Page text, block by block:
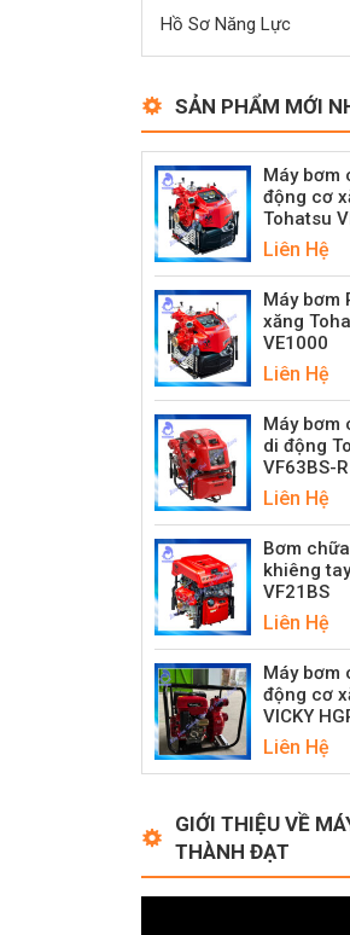
Hồ Sơ Năng Lực
SẢN PHẨM MỚI
Máy bơm
động cơ
Tohatsu
Liên Hệ
Máy bơm
xăng
VE1000
Liên Hệ
Máy bơm
di động
VF63BS-R
Liên Hệ
Bơm
khiêng
VF21BS
Liên Hệ
Máy bơm
động cơ
VICKY
Liên Hệ
GIỚI THIỆU VỀ
THÀNH ĐẠT